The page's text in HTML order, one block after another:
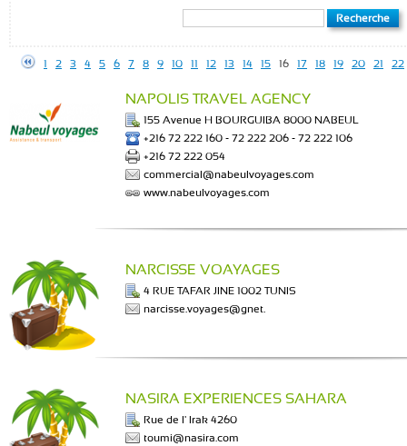
1 2 3 4 5 6 7 8 9 10 11 12 13 14 15 16 17 18 19 20 21 22
NAPOLIS TRAVEL AGENCY
155 Avenue H BOURGUIBA 8000 NABEUL
+216 72 222 160 - 72 222 206 - 72 222 106
+216 72 222 054
commercial@nabeulvoyages.com
www.nabeulvoyages.com
NARCISSE VOAYAGES
4 RUE TAFAR JINE 1002 TUNIS
narcisse.voyages@gnet.
NASIRA EXPERIENCES SAHARA
Rue de l' Irak 4260
toumi@nasira.com